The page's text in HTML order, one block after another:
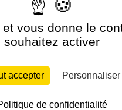
vous donne le
souhaitez activer
accepter Personnaliser
de confidentialité